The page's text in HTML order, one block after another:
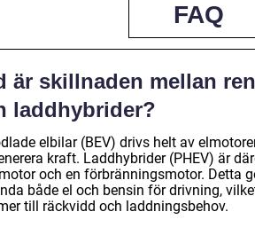
FAQ
är skillnaden mellan
laddhybrider?
elbilar (BEV) drivs helt av
kraft. Laddhybrider (PHEV) är
och en förbränningsmotor. Detta
både el och bensin för drivning,
till räckvidd och laddningsbehov.